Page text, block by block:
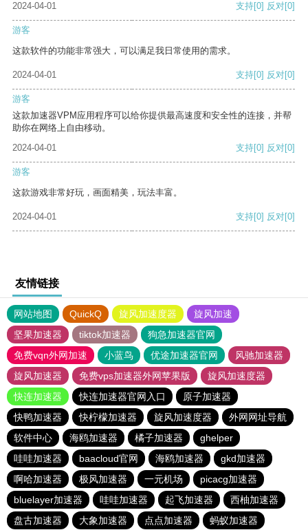
2024-04-01
支持[0] 反对[0]
游客
这款软件的功能非常强大，可以满足我日常使用的需求。
2024-04-01 支持[0] 反对[0]
游客
这款加速器VPM应用程序可以给你提供最高速度和安全性的连接，并帮
助你在网络上自由移动。
2024-04-01
支持[0] 反对[0]
游客
这款游戏非常好玩，画面精美，玩法丰富。
2024-04-01 支持[0] 反对[0]
友情链接
网站地图 QuickQ 旋风加速度器
旋风加速
坚果加速器
tiktok加速器
狗急加速器官网
免费vqn外网加速
小蓝鸟 优途加速器官网
风驰加速器
旋风加速器
免费vps加速器外网苹果版
旋风加速度器
快连加速器
快连加速器官网入口
原子加速器
快鸭加速器
快柠檬加速器 旋风加速度器
外网网址导航
软件中心
海鸥加速器 橘子加速器
ghelper
哇哇加速器
baacloud官网 海鸥加速器
gkd加速器
啊哈加速器
极风加速器 一元机场
picacg加速器
bluelayer加速器
哇哇加速器 起飞加速器
西柚加速器
盘古加速器
大象加速器 点点加速器 蚂蚁加速器